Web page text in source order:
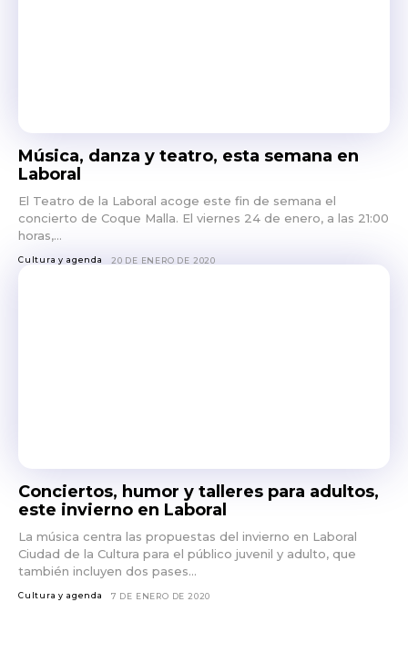
Música, danza y teatro, esta semana en
Laboral
El Teatro de la Laboral acoge este fin de semana el
concierto de Coque Malla. El viernes 24 de enero, a las 21:00
horas,...
Cultura y agenda 20 DE ENERO DE 2020
Conciertos, humor y talleres para adultos,
este invierno en Laboral
La música centra las propuestas del invierno en Laboral
Ciudad de la Cultura para el público juvenil y adulto, que
también incluyen dos pases...
Cultura y agenda 7 DE ENERO DE 2020